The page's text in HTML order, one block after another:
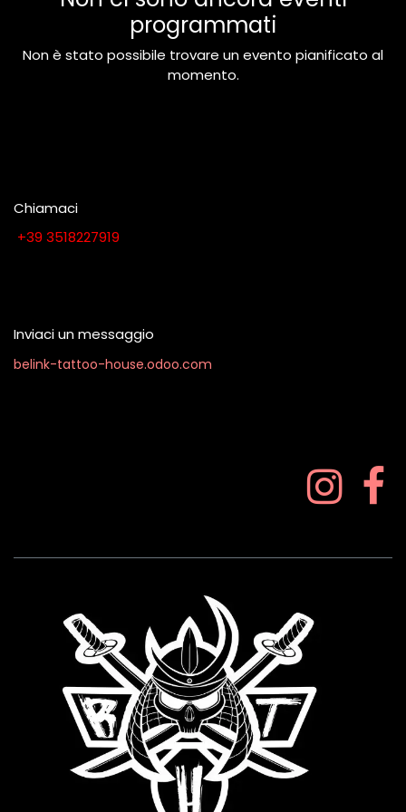
programmati
Non è stato possibile trovare un evento pianificato al
momento.
Chiamaci
​​​​​​​​​​​​​​+​3​9​ ​3​5​1​8​2​2​7​9​1​9
Inviaci un messaggio
belink-tattoo-house.odoo.com